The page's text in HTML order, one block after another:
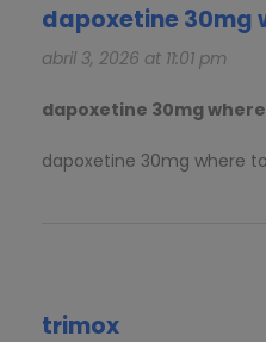
dapoxetine 30mg
abril 3, 2026 at 11:01 pm
dapoxetine 30mg
dapoxetine 30mg where
trimox